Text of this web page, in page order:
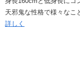
天邪鬼な性格で様々なこ
詳しく